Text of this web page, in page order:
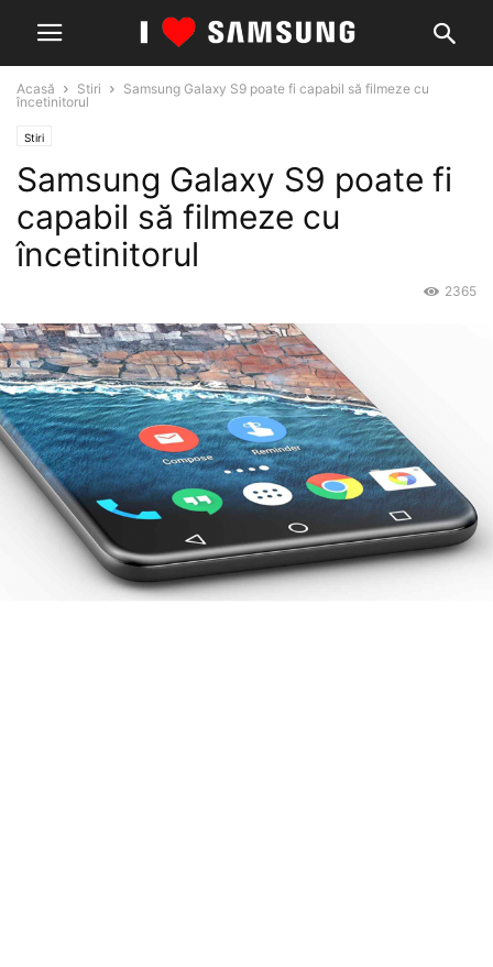
Acasă Stiri
Samsung Galaxy S9 poate fi capabil să filmeze cu
încetinitorul
Stiri
Samsung Galaxy S9 poate fi
capabil să filmeze cu
încetinitorul
2365